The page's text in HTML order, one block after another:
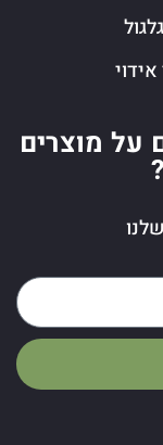
על מוצרים